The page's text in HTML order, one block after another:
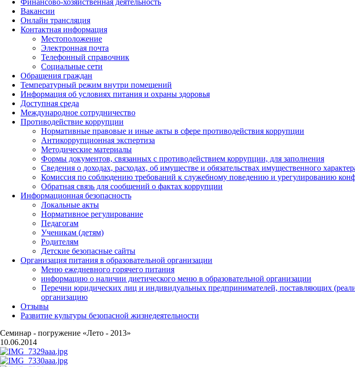
Финансово-хозяйственная деятельность
Вакансии
Онлайн трансляция
Контактная информация
Местоположение
Электронная почта
Телефонный справочник
Социальные сети
Обращения граждан
Температурный режим внутри помещений
Информация об условиях питания и охраны здоровья
Доступная среда
Международное сотрудничество
Противодействие коррупции
Нормативные правовые и иные акты в сфере противодействия коррупции
Антикоррупционная экспертиза
Методические материалы
Формы документов, связанных с противодействием коррупции, для заполнения
Сведения о доходах, расходах, об имуществе и обязательствах имущественного
Комиссия по соблюдению требований к служебному поведению и урегулированию
Обратная связь для сообщений о фактах коррупции
Информационная безопасность
Локальные акты
Нормативное регулирование
Педагогам
Ученикам (детям)
Родителям
Детские безопасные сайты
Организация питания в образовательной организации
Меню ежедневного горячего питания
информацию о наличии диетического меню в образовательной организации
Перечни юридических лиц и индивидуальных предпринимателей, поставляющих
организацию
Отзывы
Развитие культуры безопасной жизнедеятельности
Семинар - погружение «Лето - 2013»
10.06.2014